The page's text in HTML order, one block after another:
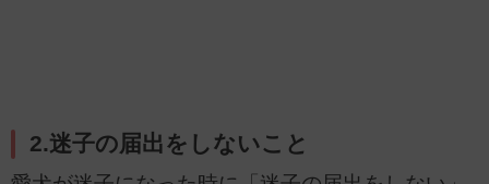
2.迷子の届出をしないこと